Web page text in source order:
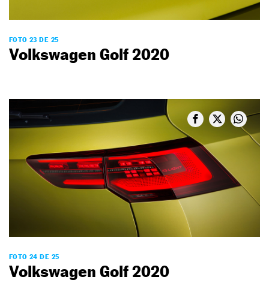
FOTO 23 DE 25
Volkswagen Golf 2020
FOTO 24 DE 25
Volkswagen Golf 2020